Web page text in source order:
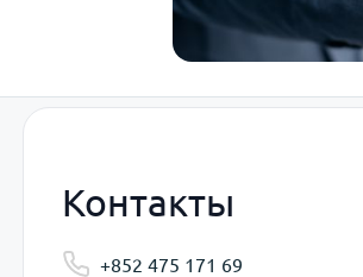
Контакты
+852 475 171 69